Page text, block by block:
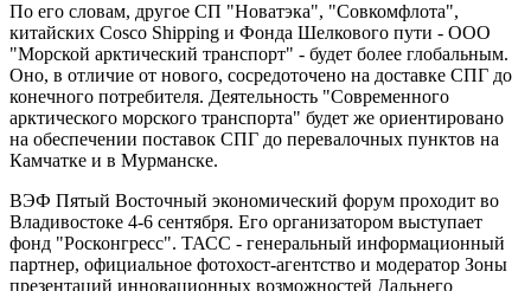
По его словам, другое СП "Новатэка", "Совкомфлота",
китайских Cosco Shipping и Фонда Шелкового пути - ООО
"Морской арктический транспорт" - будет более глобальным.
Оно, в отличие от нового, сосредоточено на доставке СПГ до
конечного потребителя. Деятельность "Современного
арктического морского транспорта" будет же ориентировано
на обеспечении поставок СПГ до перевалочных пунктов на
Камчатке и в Мурманске.
ВЭФ Пятый Восточный экономический форум проходит во
Владивостоке 4-6 сентября. Его организатором выступает
фонд "Росконгресс". ТАСС - генеральный информационный
партнер, официальное фотохост-агентство и модератор Зоны
презентаций инновационных возможностей Дальнего